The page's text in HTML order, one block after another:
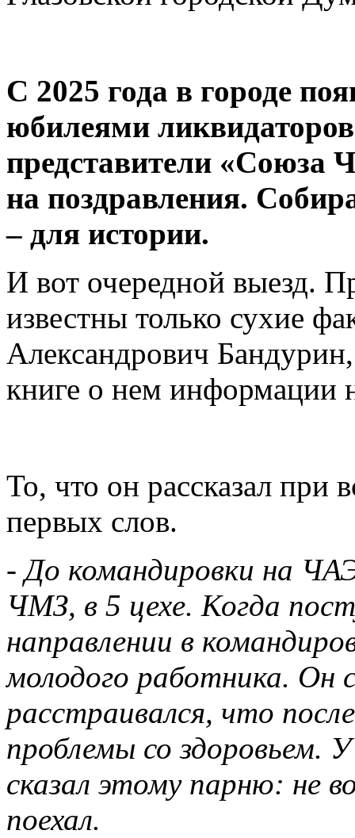
С 2025 года в городе
юбилеями
представители «Союза
на поздравления.
– для истории.
И вот очередной выезд.
известны только сухие
Александрович
книге о нем информации
То, что он рассказал при
первых слов.
- До командировки на
ЧМЗ, в 5 цехе. Когда
направлении в
молодого работника. Он
расстраивался, что
проблемы со здоровьем.
сказал этому парню: не
поехал.